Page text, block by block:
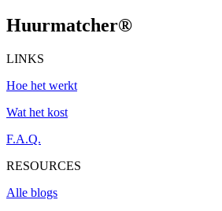
Huurmatcher®
LINKS
Hoe het werkt
Wat het kost
F.A.Q.
RESOURCES
Alle blogs